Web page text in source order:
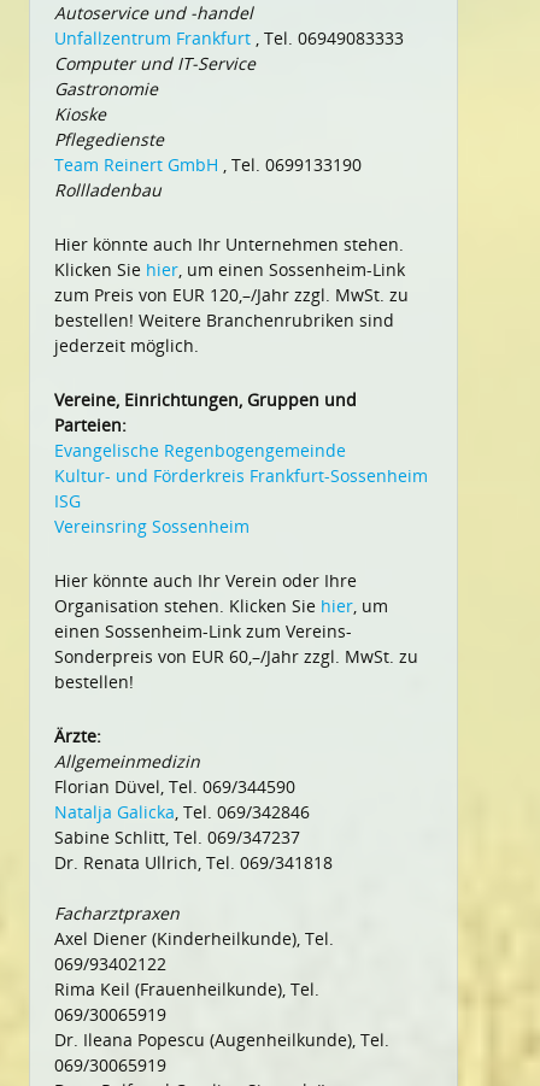
Autoservice und -handel
Unfallzentrum Frankfurt , Tel. 06949083333
Computer und IT-Service
Gastronomie
Kioske
Pflegedienste
Team Reinert GmbH , Tel. 0699133190
Rollladenbau
Hier könnte auch Ihr Unternehmen stehen.
Klicken Sie hier, um einen Sossenheim-Link
zum Preis von EUR 120,–/Jahr zzgl. MwSt. zu
bestellen! Weitere Branchenrubriken sind
jederzeit möglich.
Vereine, Einrichtungen, Gruppen und
Parteien:
Evangelische Regenbogengemeinde
Kultur- und Förderkreis Frankfurt-Sossenheim
ISG
Vereinsring Sossenheim
Hier könnte auch Ihr Verein oder Ihre
Organisation stehen. Klicken Sie hier, um
einen Sossenheim-Link zum Vereins-
Sonderpreis von EUR 60,–/Jahr zzgl. MwSt. zu
bestellen!
Ärzte:
Allgemeinmedizin
Florian Düvel, Tel. 069/344590
Natalja Galicka, Tel. 069/342846
Sabine Schlitt, Tel. 069/347237
Dr. Renata Ullrich, Tel. 069/341818
Facharztpraxen
Axel Diener (Kinderheilkunde), Tel.
069/93402122
Rima Keil (Frauenheilkunde), Tel.
069/30065919
Dr. Ileana Popescu (Augenheilkunde), Tel.
069/30065919